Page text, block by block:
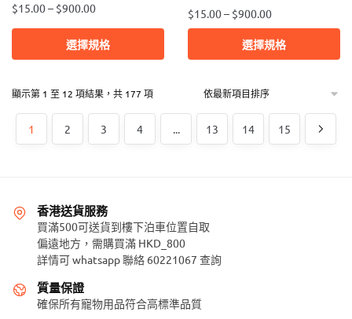
選
擇
擇
項
$15.00– $900.00
選擇規格
此
有
多
款
在
產
選
$15.00– $900.00
選擇規格
產
多
產
頁
選
顯示第 1 至 12 項結果，共 177 項依
1 2 3 4 ... 13 14 15
香港送貨服務
買滿500可送貨到樓下泊車位置自取
偏遠地方，需購買滿 HKD_800
詳情可 whatsapp 聯絡 60221067 查詢
質量保證
確保所有寵物用品符合高標準品質